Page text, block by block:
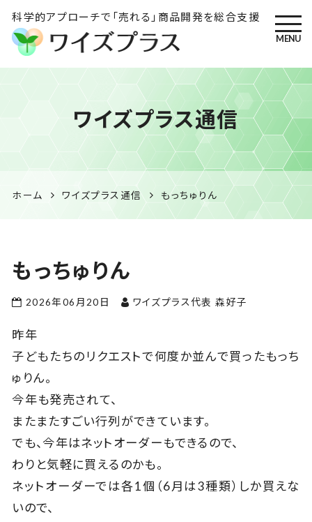
科学的アプローチで「売れる」商品開発を総合支援
ワイズプラス｜鹿児島の特産
品開発・HACCP衛生管理・食
品表示の専門コンサル
MENU
ワイズプラス通信
ホーム ワイズプラス通信 もっちゅりん
もっちゅりん
2026年06月20日 ワイズプラス代表 森好子
昨年
子どもたちのリクエストで何度か並んで買ったもっち
ゅりん。
今年も発売されて、
またまたすごい行列ができています。
でも、今年はネットオーダーもできるので、
わりと気軽に買えるのかも。
ネットオーダーでは各1個（6月は3種類）しか買えな
いので、